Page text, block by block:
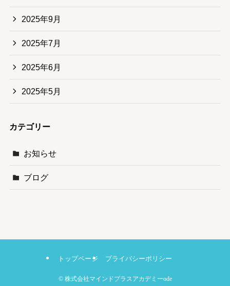
2025年9月
2025年7月
2025年6月
2025年5月
カテゴリー
お知らせ
ブログ
トップページ プライバシーポリシー
©株式会社マインドプラスアカデミーode